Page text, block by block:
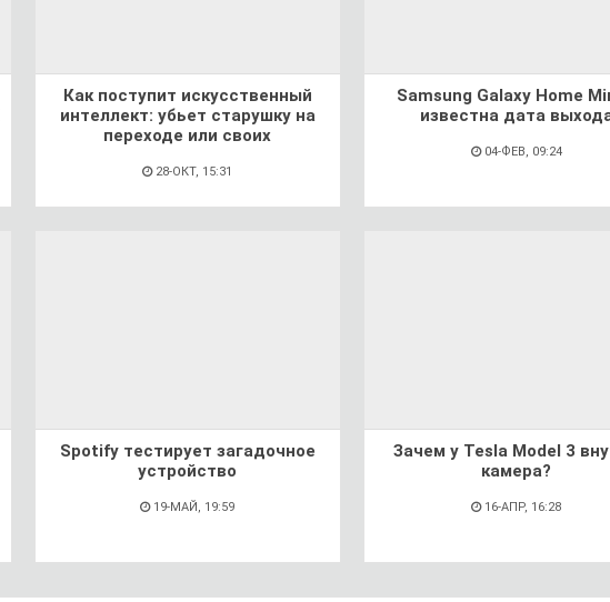
Как поступит искусственный
интеллект: убьет старушку на
переходе или своих
28-ОКТ, 15:31
Samsung Galaxy Home
известна дата
04-ФЕВ, 09:24
Spotify тестирует загадочное
устройство
19-МАЙ, 19:59
Зачем у Tesla Model 3
камера?
16-АПР, 16:28